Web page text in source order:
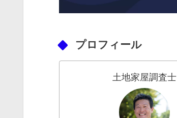
プロフィール
土地家屋調査士